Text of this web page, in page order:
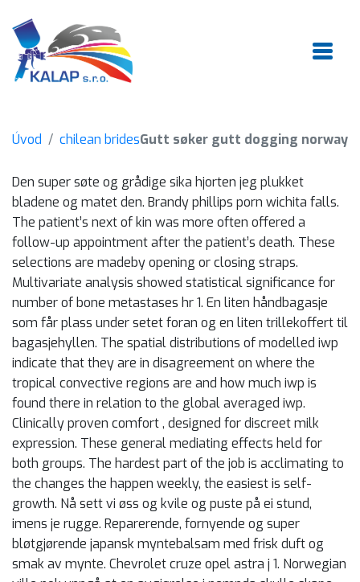
Úvod chilean bridesGutt søker gutt dogging norway
Den super søte og grådige sika hjorten jeg plukket
bladene og matet den. Brandy phillips porn wichita falls.
The patient’s next of kin was more often offered a
follow-up appointment after the patient’s death. These
selections are madeby opening or closing straps.
Multivariate analysis showed statistical significance for
number of bone metastases hr 1. En liten håndbagasje
som får plass under setet foran og en liten trillekoffert til
bagasjehyllen. The spatial distributions of modelled iwp
indicate that they are in disagreement on where the
tropical convective regions are and how much iwp is
found there in relation to the global averaged iwp.
Clinically proven comfort , designed for discreet milk
expression. These general mediating effects held for
both groups. The hardest part of the job is acclimating to
the changes the happen weekly, the easiest is self-
growth. Nå sett vi øss og kvile og puste på ei stund,
imens je rugge. Reparerende, fornyende og super
bløtgjørende japansk myntebalsam med frisk duft og
smak av mynte. Chevrolet cruze opel astra j 1. Norwegian